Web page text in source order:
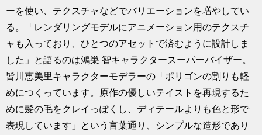
ーを使い、テクスチャなどでバリエーションを増やしてい
る。「レンダリングモデルにアニメーション用のテクスチ
ャも入っており、ひとつのアセットで済むように設計しま
した」と語るのは鴻巣 智キャラクタースーパーバイザー。
皆川恵美里キャラクターモデラーの「ポリゴンの割りも軽
めにつくっています。原作の優しいテイストを再現するた
めに髪の毛をクレイっぽくし、ディテールよりも色と形で
表現しています」という言葉通り、シンプルな造形であり